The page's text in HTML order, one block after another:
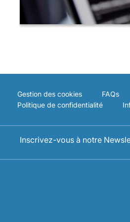
Gestion des cookies FAQs
Politique de confidentialité
Inscrivez-vous à notre